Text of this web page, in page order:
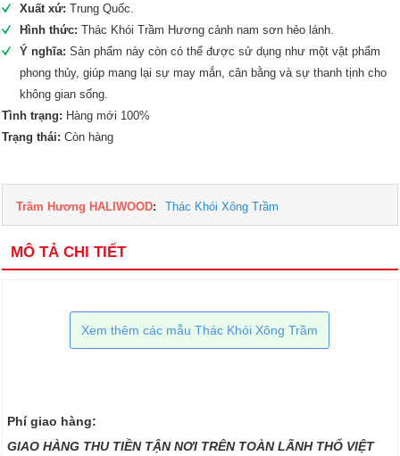
Xuất xứ:Trung Quốc.
Hình thức: Thác Khói Trầm Hương cảnh nam sơn hẻo lánh.
Ý nghĩa:Sản phẩm này còn có thể được sử dụng như một vật phẩm
phong thủy, giúp mang lại sự may mắn, cân bằng và sự thanh tịnh cho
không gian sống.
Tình trạng: Hàng mới 100%
Trạng thái:Còn hàng
Trầm Hương HALIWOOD: Thác Khói Xông Trầm
MÔ TẢ CHI TIẾT
Xem thêm các mẫu Thác Khói Xông Trầm
Phí giao hàng:
GIAO HÀNG THU TIỀN TẬN NƠI TRÊN TOÀN LÃNH THỔ VIỆT